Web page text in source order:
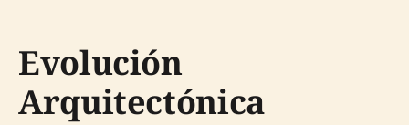
Evolución
Arquitectónica